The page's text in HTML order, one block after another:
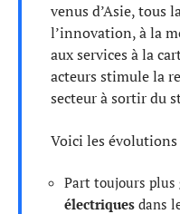
venus d’Asie, tous
l’innovation, à la
aux services à la
acteurs stimule la
secteur à sortir du
Voici les
Part toujours plus
électriques dans